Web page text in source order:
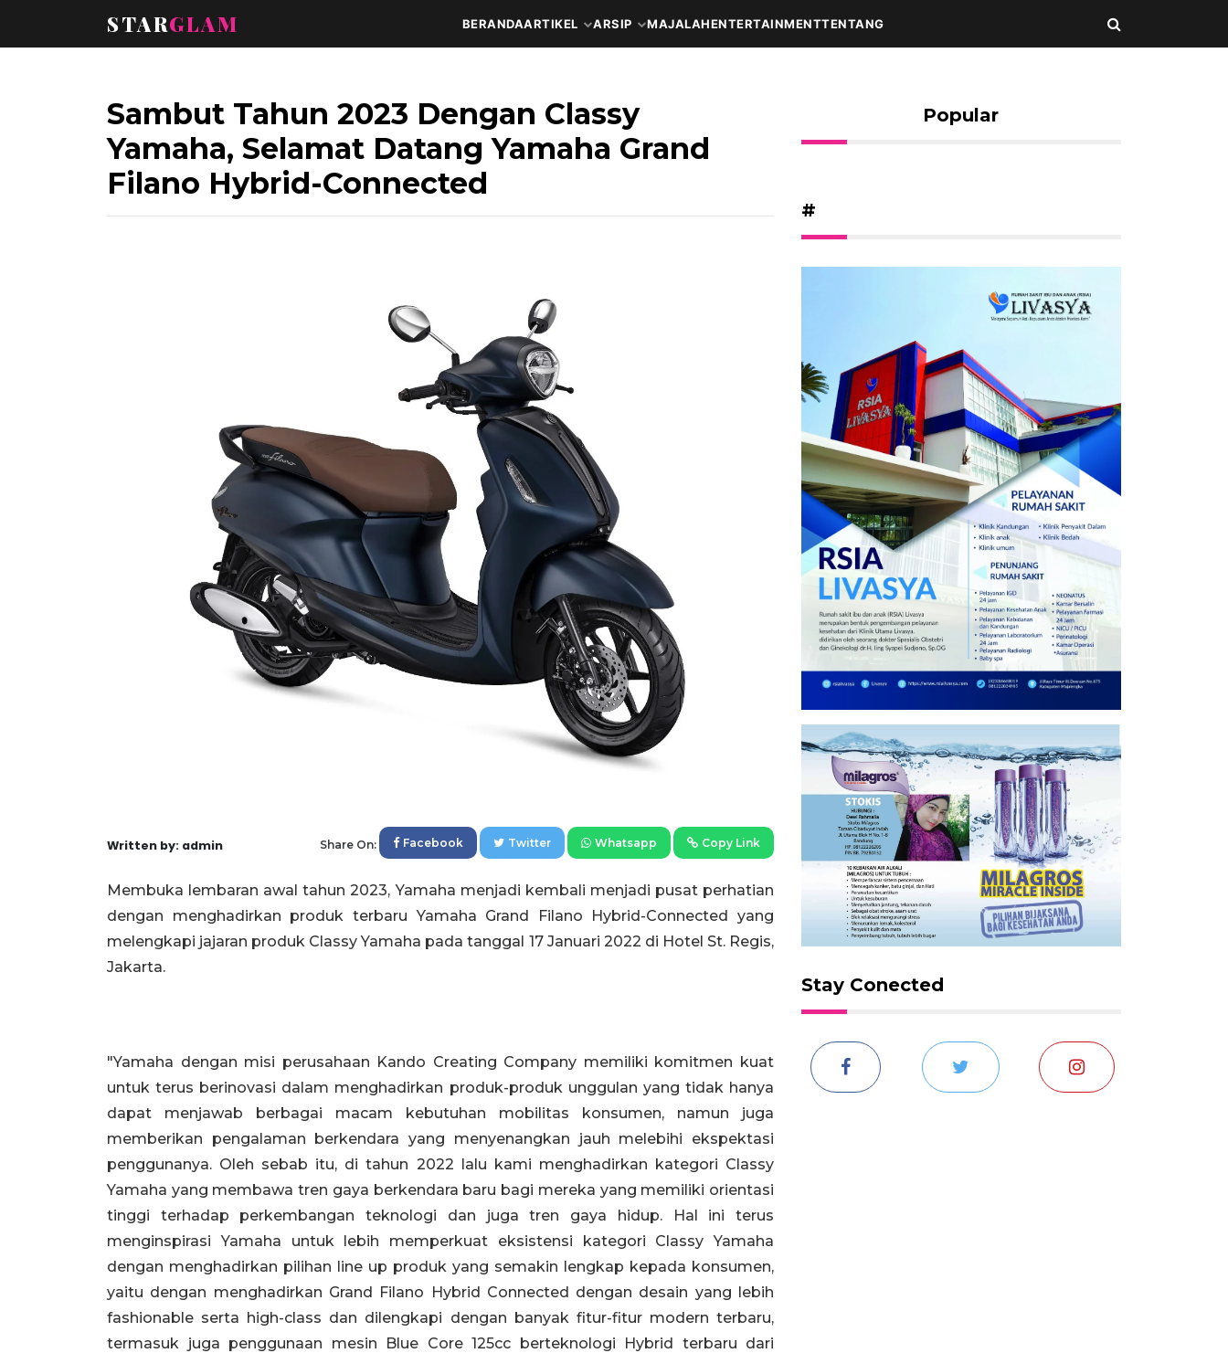
STARGLAM BERANDAARTIKEL ARSIP MAJALAHENTERTAINMENTTENTANG
Sambut Tahun 2023 Dengan Classy
Yamaha, Selamat Datang Yamaha Grand
Filano Hybrid-Connected
Written by: admin Share On: Facebook Twitter Whatsapp Copy Link
Membuka lembaran awal tahun 2023, Yamaha menjadi kembali menjadi pusat perhatian
dengan menghadirkan produk terbaru Yamaha Grand Filano Hybrid-Connected yang
melengkapi jajaran produk Classy Yamaha pada tanggal 17 Januari 2022 di Hotel St. Regis,
Jakarta.
"Yamaha dengan misi perusahaan Kando Creating Company memiliki komitmen kuat
untuk terus berinovasi dalam menghadirkan produk-produk unggulan yang tidak hanya
dapat menjawab berbagai macam kebutuhan mobilitas konsumen, namun juga
memberikan pengalaman berkendara yang menyenangkan jauh melebihi ekspektasi
penggunanya. Oleh sebab itu, di tahun 2022 lalu kami menghadirkan kategori Classy
Yamaha yang membawa tren gaya berkendara baru bagi mereka yang memiliki orientasi
tinggi terhadap perkembangan teknologi dan juga tren gaya hidup. Hal ini terus
menginspirasi Yamaha untuk lebih memperkuat eksistensi kategori Classy Yamaha
dengan menghadirkan pilihan line up produk yang semakin lengkap kepada konsumen,
yaitu dengan menghadirkan Grand Filano Hybrid Connected dengan desain yang lebih
fashionable serta high-class dan dilengkapi dengan banyak fitur-fitur modern terbaru,
termasuk juga penggunaan mesin Blue Core 125cc berteknologi Hybrid terbaru dari
Popular
#
Stay Conected